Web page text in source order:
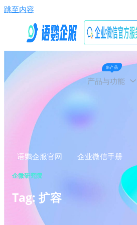
跳至内容
新产品
产品与功能
语鹦企服官网 企业微信手册
企微研究院
Tag: 扩容